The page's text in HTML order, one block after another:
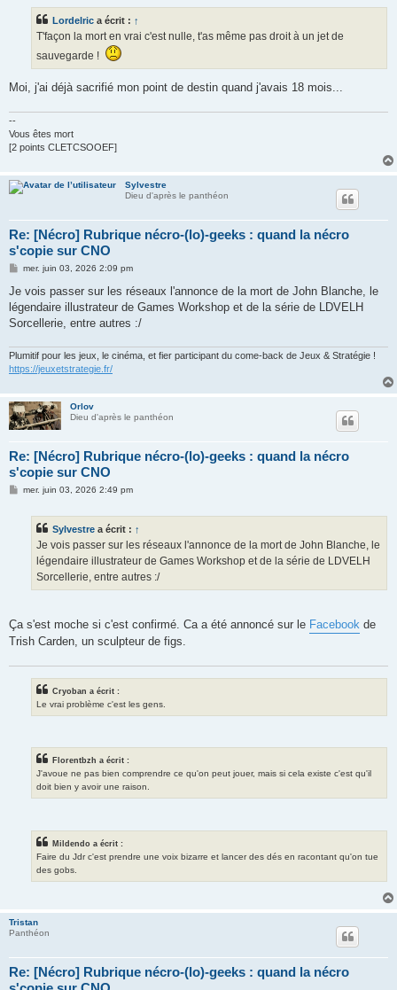
Lordelric a écrit : ↑
T'façon la mort en vrai c'est nulle, t'as même pas droit à un jet de
sauvegarde !
Moi, j'ai déjà sacrifié mon point de destin quand j'avais 18 mois...
--
Vous êtes mort
[2 points CLETCSOOEF]
Sylvestre
Dieu d'après le panthéon
Re: [Nécro] Rubrique nécro-(lo)-geeks : quand la nécro
s'copie sur CNO
M
s
a
g
mer. juin 03, 2026 2:09 pm
Je vois passer sur les réseaux l'annonce de la mort de John Blanche, le
légendaire illustrateur de Games Workshop et de la série de LDVELH
Sorcellerie, entre autres :/
Plumitif pour les jeux, le cinéma, et fier participant du come-back de Jeux & Stratégie !
https://jeuxetstrategie.fr/
Orlov
Dieu d'après le panthéon
Re: [Nécro] Rubrique nécro-(lo)-geeks : quand la nécro
s'copie sur CNO
Mmer. juin 03, 2026 2:49 pm
Sylvestre a écrit : ↑
Je vois passer sur les réseaux l'annonce de la mort de John Blanche, le
légendaire illustrateur de Games Workshop et de la série de LDVELH
Sorcellerie, entre autres :/
Ça s'est moche si c'est confirmé. Ca a été annoncé sur le Facebook de
Trish Carden, un sculpteur de figs.
Cryoban a écrit :
Le vrai problème c'est les gens.
Florentbzh a écrit :
J'avoue ne pas bien comprendre ce qu'on peut jouer, mais si cela existe c'est qu'il
doit bien y avoir une raison.
Mildendo a écrit :
Faire du Jdr c'est prendre une voix bizarre et lancer des dés en racontant qu'on tue
des gobs.
Tristan
Panthéon
Re: [Nécro] Rubrique nécro-(lo)-geeks : quand la nécro